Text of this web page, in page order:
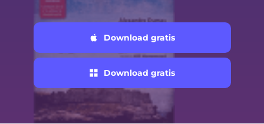
Download gratis
Download gratis